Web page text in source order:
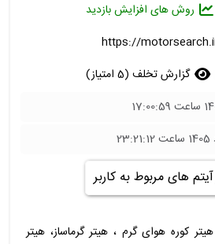
روش های افزایش بازدید
https://
گزارش تخلف (5 امتیاز)
های مربوط به کاربر
کوره هوای گرم ، هیتر گرماساز، هیتر